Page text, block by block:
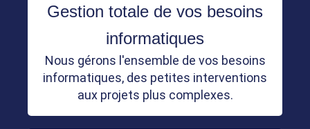
Gestion totale de vos besoins
informatiques
Nous gérons l'ensemble de vos besoins
informatiques, des petites interventions
aux projets plus complexes.